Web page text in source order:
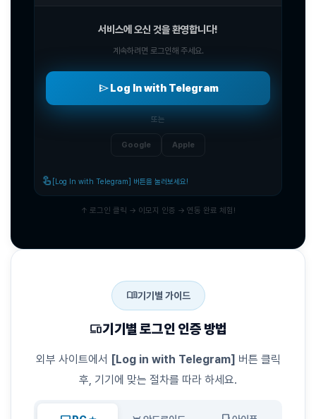
서비스에 오신 것을 환영합니다!
계속하려면 로그인해 주세요.
sendLog In with Telegram
또는
Google Apple
touch_app[Log In with Telegram] 버튼을 눌러보세요!
↑ 로그인 클릭 → 이모지 인증 → 연동 완료 체험!
menu_book기기별 가이드
devices기기별 로그인 인증 방법
외부 사이트에서 [Log in with Telegram] 버튼 클릭
후, 기기에 맞는 절차를 따라 하세요.